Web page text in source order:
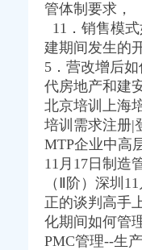
个体工商_代账报税_
报社登报重庆时报
家好免费试-报名在线
程_客集齐网
司-阿里巴巴公司黄页
业优秀案例分析报
招聘信息-聘网
司新招聘信息-
对人仍具备提起行政
份及支付现金购买资产
为_重庆_天涯论坛_天
管体制要求，
11．销售模
建期间发生的
5．营改增后
代房地产和建
北京培训上海
培训需求注册|
MTP企业中高
11月17日制造
（Ⅱ阶）深圳
正的谈判高手
化期间如何管
PMC管理--生